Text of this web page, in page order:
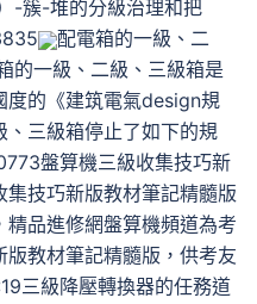
-簇-堆的分級治理和把
配電箱的一級、二
的一級、二級、三級箱是
度的《建筑電氣design規
、三級箱停止了如下的規
盤算機三級收集技巧新
技巧新版教材筆記精髓版
品進修網盤算機頻道為考
教材筆記精髓版，供考友
三級降壓轉換器的任務道